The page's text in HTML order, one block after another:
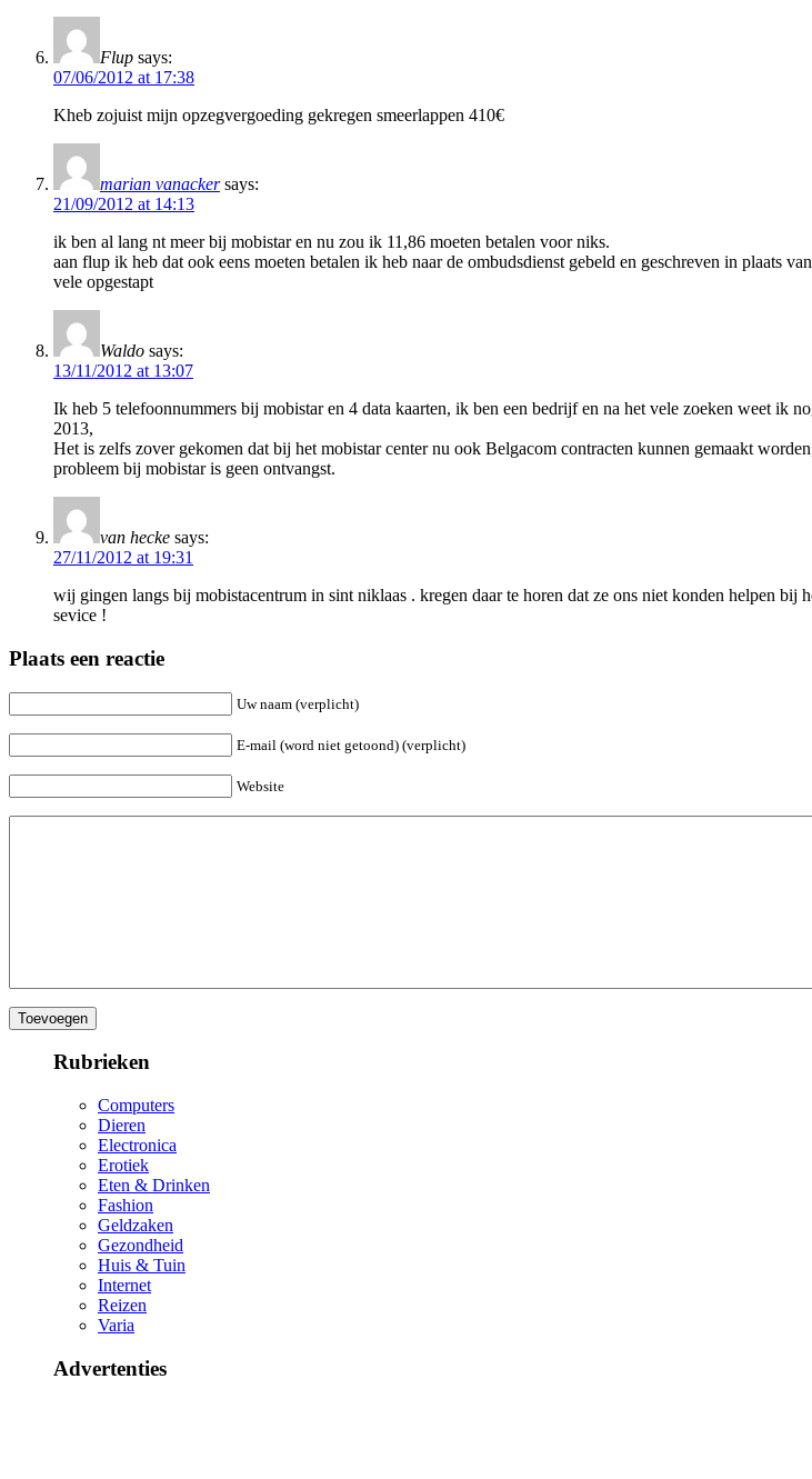
Flup says:
07/06/2012 at 17:38
Kheb zojuist mijn opzegvergoeding gekregen smeerlappen 410€
marian vanacker says:
21/09/2012 at 14:13
ik ben al lang nt meer bij mobistar en nu zou ik 11,86 moeten betalen voor niks.
aan flup ik heb dat ook eens moeten betalen ik heb naar de ombudsdienst gebeld en geschreven in plaats
vele opgestapt
Waldo says:
13/11/2012 at 13:07
Ik heb 5 telefoonnummers bij mobistar en 4 data kaarten, ik ben een bedrijf en na het vele zoeken weet ik
2013,
Het is zelfs zover gekomen dat bij het mobistar center nu ook Belgacom contracten kunnen gemaakt
probleem bij mobistar is geen ontvangst.
van hecke says:
27/11/2012 at 19:31
wij gingen langs bij mobistacentrum in sint niklaas . kregen daar te horen dat ze ons niet konden helpen bij
sevice !
Plaats een reactie
Uw naam (verplicht)
E-mail (word niet getoond) (verplicht)
Website
Rubrieken
Computers
Dieren
Electronica
Erotiek
Eten & Drinken
Fashion
Geldzaken
Gezondheid
Huis & Tuin
Internet
Reizen
Varia
Advertenties